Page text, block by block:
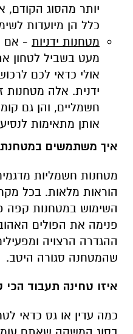
יותר מהסוג הקודם,
כלל הן מיועדות
מטחנות ידניות - אם
מעט בשביל לטחון
אולי כדאי לכם
ידנית. אלה מטחנות
חשמליים, והן גם
אותן מתאימות
איך משתמשים
מטחנות חשמליות
הוראות מלאות. בכל
השימוש במטחנות קפה
פנימה את הפולים
ההגדרה הרצויה
שהמטחנה סגורה היטב.
איזו טחינה תעבוד
כמה עדין או גס כדאי